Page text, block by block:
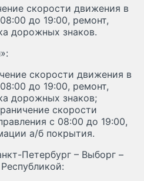
скорости движения в
до 19:00, ремонт,
дорожных знаков.
скорости движения в
до 19:00, ремонт,
дорожных знаков;
скорости
с 08:00 до 19:00,
а/б покрытия.
Петербург – Выборг –